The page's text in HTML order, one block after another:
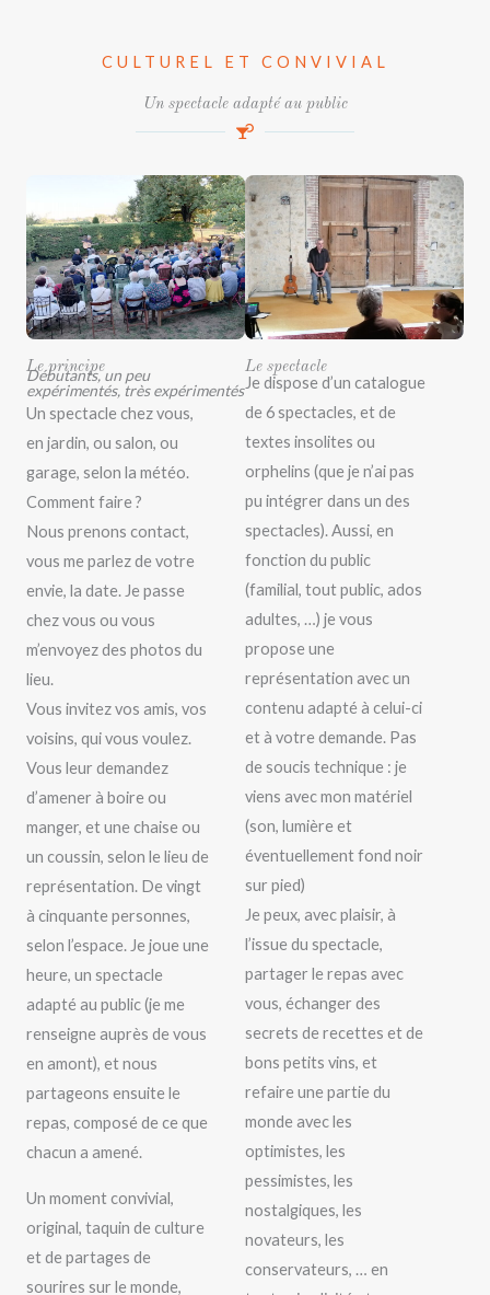
CULTUREL ET CONVIVIAL
Un spectacle adapté au public
Le principe
Débutants, un peu
expérimentés, très expérimentés
Un spectacle chez vous,
en jardin, ou salon, ou
garage, selon la météo.
Comment faire ?
Nous prenons contact,
vous me parlez de votre
envie, la date. Je passe
chez vous ou vous
m’envoyez des photos du
lieu.
Vous invitez vos amis, vos
voisins, qui vous voulez.
Vous leur demandez
d’amener à boire ou
manger, et une chaise ou
un coussin, selon le lieu de
représentation. De vingt
à cinquante personnes,
selon l’espace. Je joue une
heure, un spectacle
adapté au public (je me
renseigne auprès de vous
en amont), et nous
partageons ensuite le
repas, composé de ce que
chacun a amené.
Un moment convivial,
original, taquin de culture
et de partages de
sourires sur le monde,
Le spectacle
Je dispose d’un catalogue
de 6 spectacles, et de
textes insolites ou
orphelins (que je n’ai pas
pu intégrer dans un des
spectacles). Aussi, en
fonction du public
(familial, tout public, ados
adultes, …) je vous
propose une
représentation avec un
contenu adapté à celui-ci
et à votre demande. Pas
de soucis technique : je
viens avec mon matériel
(son, lumière et
éventuellement fond noir
sur pied)
Je peux, avec plaisir, à
l’issue du spectacle,
partager le repas avec
vous, échanger des
secrets de recettes et de
bons petits vins, et
refaire une partie du
monde avec les
optimistes, les
pessimistes, les
nostalgiques, les
novateurs, les
conservateurs, … en